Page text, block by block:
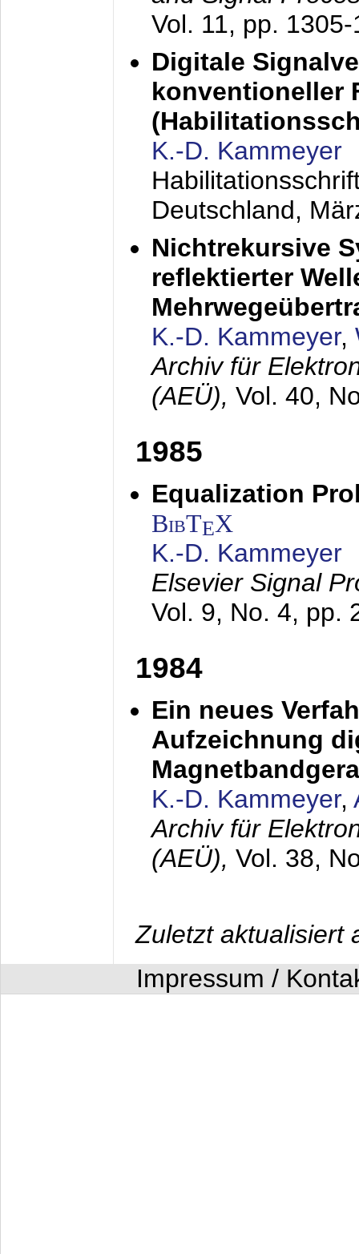
Vol. 11, pp.
Digitale
konventioneller
K.-D. Kammeyer
Deutschland,
Nichtrekursive
reflektierter
K.-D. Kammeyer,
Archiv für
(AEÜ), Vol. 40,
1985
Equalization
BibTEX
K.-D. Kammeyer
Elsevier Signal
Vol. 9, No. 4, pp.
1984
Ein neues
Aufzeichnung
K.-D. Kammeyer,
Archiv für
(AEÜ), Vol. 38,
Zuletzt aktualisiert
Impressum /